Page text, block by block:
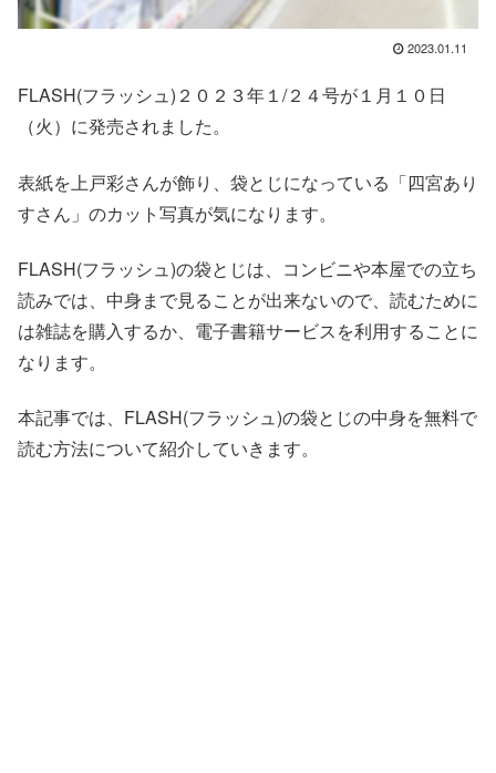
2023.01.11
FLASH(フラッシュ)２０２３年１/２４号が１月１０日
（火）に発売されました。
表紙を上戸彩さんが飾り、袋とじになっている「四宮あり
すさん」のカット写真が気になります。
FLASH(フラッシュ)の袋とじは、コンビニや本屋での立ち
読みでは、中身まで見ることが出来ないので、読むために
は雑誌を購入するか、電子書籍サービスを利用することに
なります。
本記事では、FLASH(フラッシュ)の袋とじの中身を無料で
読む方法について紹介していきます。